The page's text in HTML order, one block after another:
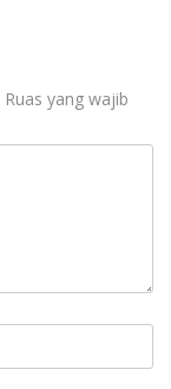
Ruas yang wajib